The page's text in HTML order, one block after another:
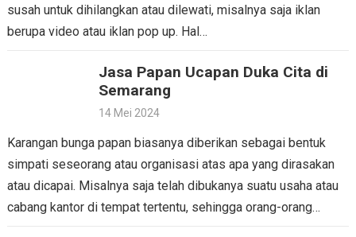
susah untuk dihilangkan atau dilewati, misalnya saja iklan
berupa video atau iklan pop up. Hal…
Jasa Papan Ucapan Duka Cita di
Semarang
14 Mei 2024
Karangan bunga papan biasanya diberikan sebagai bentuk
simpati seseorang atau organisasi atas apa yang dirasakan
atau dicapai. Misalnya saja telah dibukanya suatu usaha atau
cabang kantor di tempat tertentu, sehingga orang-orang